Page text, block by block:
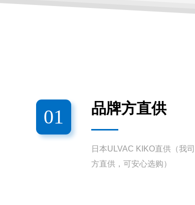
01 品牌方直供
日本ULVAC KIKO直供（我
方直供，可安心选购）